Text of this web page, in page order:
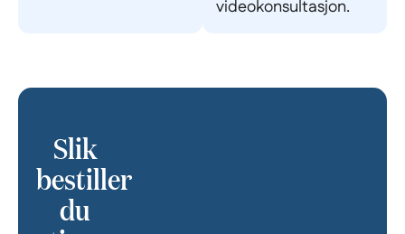
videokonsultasjon.
Slik
bestiller
du